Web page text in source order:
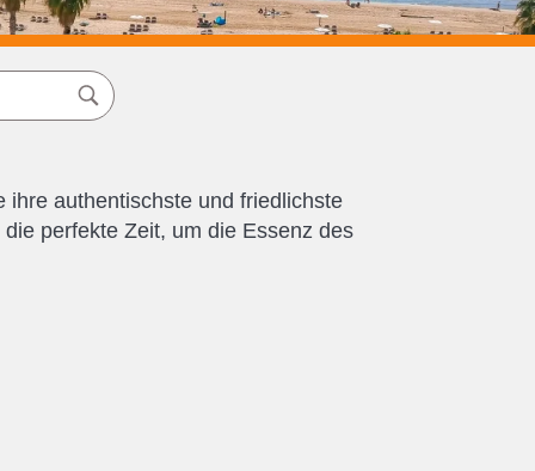
authentischste und friedlichste
perfekte Zeit, um die Essenz des